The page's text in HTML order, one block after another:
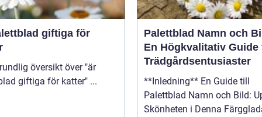
giftiga för
palettblad giftiga för katter" ...
Palettblad Namn och
En Högkvalitativ Guide
Trädgårdsentusiaster
**Inledning** En Guide till
Palettblad Namn och Bild:
Skönheten i Denna